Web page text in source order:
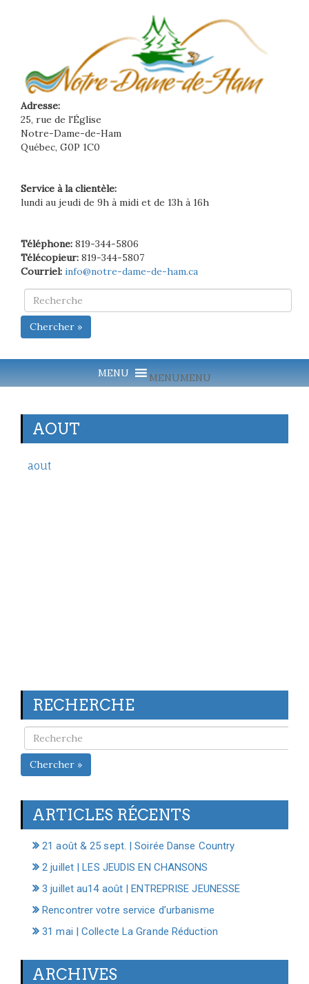
Adresse:
25, rue de l'Église
Notre-Dame-de-Ham
Québec, G0P 1C0
Service à la clientèle:
lundi au jeudi de 9h à midi et de 13h à 16h
Téléphone: 819-344-5806
Télécopieur: 819-344-5807
Courriel: info@notre-dame-de-ham.ca
Chercher »
MENUMENU
AOUT
aout
RECHERCHE
Chercher »
ARTICLES RÉCENTS
21 août & 25 sept. | Soirée Danse Country
2 juillet | LES JEUDIS EN CHANSONS
3 juillet au14 août | ENTREPRISE JEUNESSE
Rencontrer votre service d’urbanisme
31 mai | Collecte La Grande Réduction
ARCHIVES